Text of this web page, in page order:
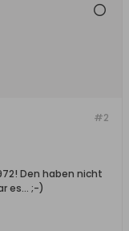
#2
Den haben nicht
es... ;-)